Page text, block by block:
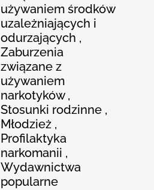
używaniem środków
uzależniających i
odurzających ,
Zaburzenia
związane z
używaniem
narkotyków ,
Stosunki rodzinne ,
Młodzież ,
Profilaktyka
narkomanii ,
Wydawnictwa
popularne